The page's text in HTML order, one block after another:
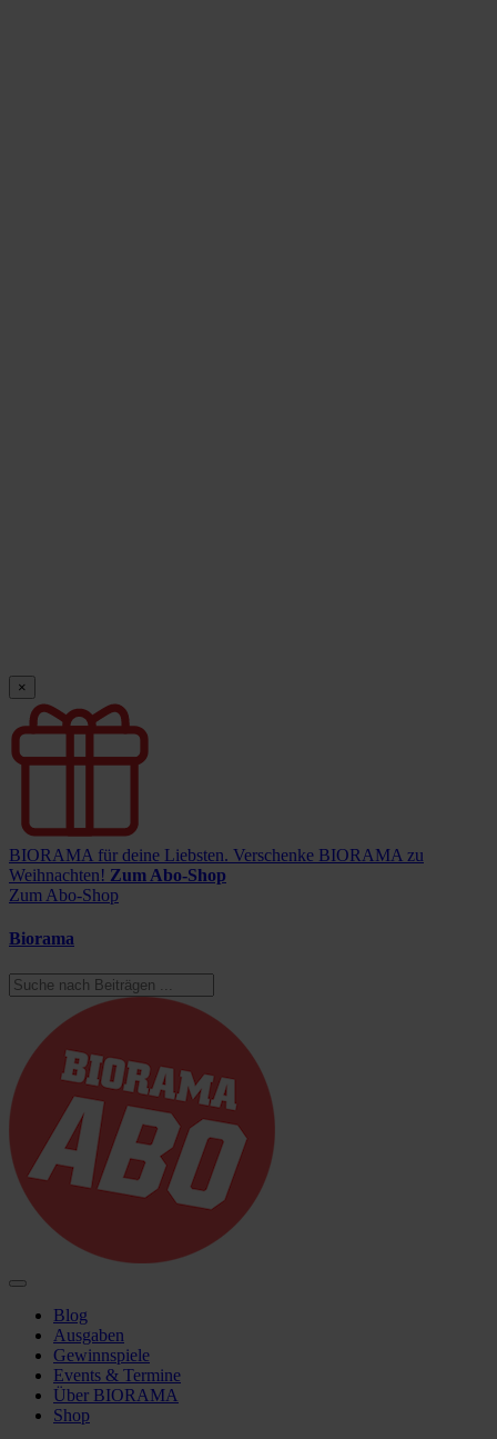
×
BIORAMA für deine Liebsten. Verschenke BIORAMA zu
Weihnachten! Zum Abo-Shop
Zum Abo-Shop
Biorama
Blog
Ausgaben
Gewinnspiele
Events & Termine
Über BIORAMA
Shop